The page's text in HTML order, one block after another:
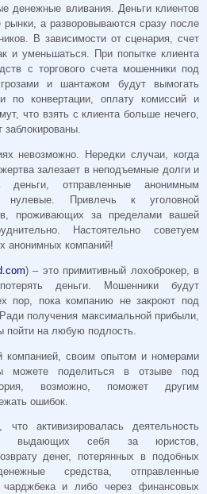
денежные вливания. Деньги клиентов
а разворовываются сразу после
В зависимости от сценария, счет
и уменьшаться. При попытке клиента
с торгового счета мошенники под
и шантажом будут вымогать
по конвертации, оплату комиссий и
что взять с клиента больше нечего,
заблокированы.
невозможно. Нередки случаи, когда
залезает в неподъемные долги и
отправленные анонимным
нулевые. Привлечь к уголовной
проживающих за пределами вашей
Настоятельно советуем
анонимных компаний!
) – это примитивный лохоброкер, в
деньги. Мошенники будут
пор, пока компанию не закроют под
получения максимальной прибыли,
пойти на любую подлость.
своим опытом и номерами
можете поделиться в отзыве под
возможно, поможет другим
ошибок.
активизировалась деятельность
выдающих себя за юристов,
денег, потерянных в подобных
средства, отправленные
и либо через финансовых